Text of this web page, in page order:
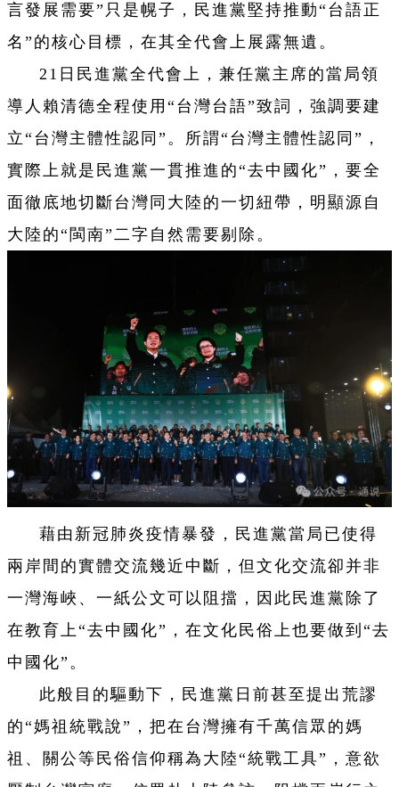
言發展需要”只是幌子，民進黨堅持推動“台語正
名”的核心目標，在其全代會上展露無遺。
21日民進黨全代會上，兼任黨主席的當局領
導人賴清德全程使用“台灣台語”致詞，強調要建
立“台灣主體性認同”。所謂“台灣主體性認同”，
實際上就是民進黨一貫推進的“去中國化”，要全
面徹底地切斷台灣同大陸的一切紐帶，明顯源自
大陸的“閩南”二字自然需要剔除。
藉由新冠肺炎疫情暴發，民進黨當局已使得
兩岸間的實體交流幾近中斷，但文化交流卻并非
一灣海峽、一紙公文可以阻擋，因此民進黨除了
在教育上“去中國化”，在文化民俗上也要做到“去
中國化”。
此般目的驅動下，民進黨日前甚至提出荒謬
的“媽祖統戰說”，把在台灣擁有千萬信眾的媽
祖、關公等民俗信仰稱為大陸“統戰工具”，意欲